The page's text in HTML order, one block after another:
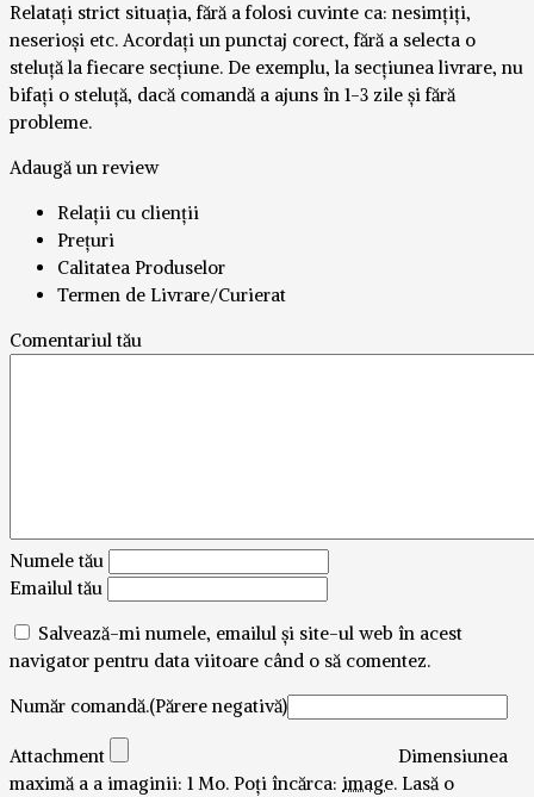
Relatați strict situația, fără a folosi cuvinte ca: nesimțiți,
neserioși etc. Acordați un punctaj corect, fără a selecta o
steluță la fiecare secțiune. De exemplu, la secțiunea livrare, nu
bifați o steluță, dacă comandă a ajuns în 1-3 zile și fără
probleme.
Adaugă un review
Relații cu clienții
Prețuri
Calitatea Produselor
Termen de Livrare/Curierat
Comentariul tău
Numele tău
Emailul tău
Salvează-mi numele, emailul și site-ul web în acest
navigator pentru data viitoare când o să comentez.
Număr comandă.(Părere negativă)
Attachment
Dimensiunea
maximă a a imaginii: 1 Mo. Poți încărca: image. Lasă o